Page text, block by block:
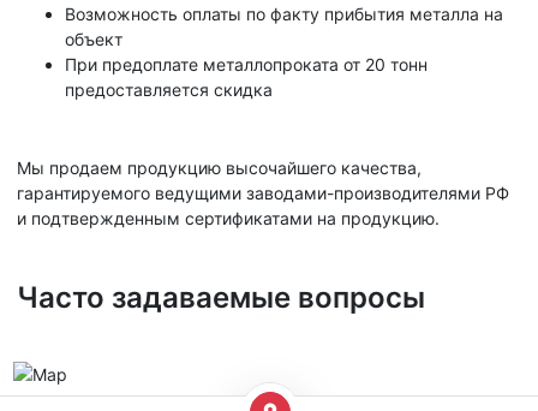
Возможность оплаты по факту прибытия металла на
объект
При предоплате металлопроката от 20 тонн
предоставляется скидка
Мы продаем продукцию высочайшего качества,
гарантируемого ведущими заводами-производителями РФ
и подтвержденным сертификатами на продукцию.
Часто задаваемые вопросы